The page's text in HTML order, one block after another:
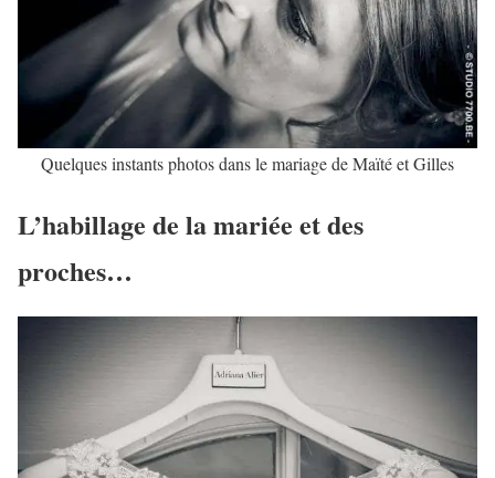
Quelques instants photos dans le mariage de Maïté et Gilles
L’habillage de la mariée et des
proches…